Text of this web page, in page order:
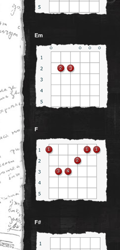
Em
F
F#